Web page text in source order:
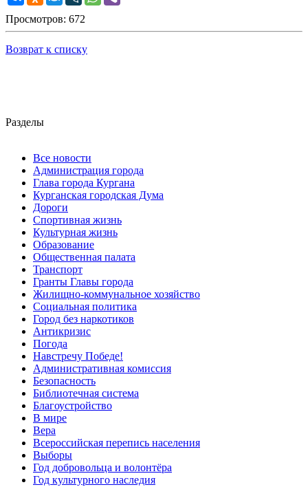
Просмотров: 672
Возврат к списку
Разделы
Все новости
Администрация города
Глава города Кургана
Курганская городская Дума
Дороги
Спортивная жизнь
Культурная жизнь
Образование
Общественная палата
Транспорт
Гранты Главы города
Жилищно-коммунальное хозяйство
Социальная политика
Город без наркотиков
Антикризис
Погода
Навстречу Победе!
Административная комиссия
Безопасность
Библиотечная система
Благоустройство
В мире
Вера
Всероссийская перепись населения
Выборы
Год добровольца и волонтёра
Год культурного наследия